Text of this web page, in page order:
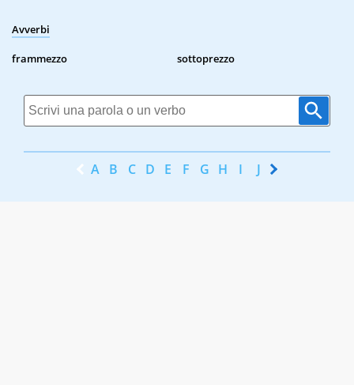
Avverbi
frammezzo sottoprezzo
A B C D E F G H I J K